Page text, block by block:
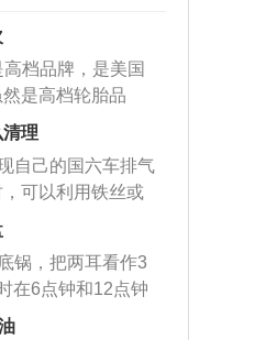
档品牌，是美国
是高档轮胎品
胎都有生产，这
场。
理
自己的国六车排气
可以利用铁丝或
给取出来，如果
可以采取应急措
用木棍将所有的
位置处，然后将
可以将堵塞的东
锅，把两耳看作3
在6点钟和12点钟
、双手握住